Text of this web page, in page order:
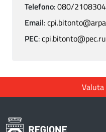
Telefono:080/2108304
Email:
PEC: